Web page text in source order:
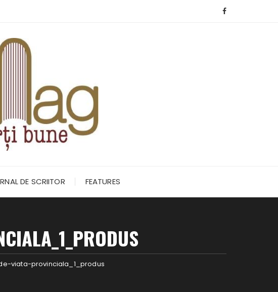
DE SCRIITOR FEATURES
viata-provinciala_1_produs